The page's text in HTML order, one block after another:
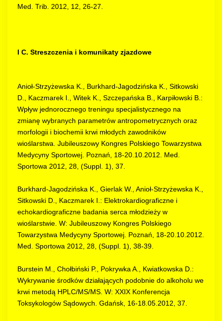
Med. Trib. 2012, 12, 26-27.
I C. Streszczenia i komunikaty zjazdowe
Anioł-Strzyżewska K., Burkhard-Jagodzińska K., Sitkowski
D., Kaczmarek I., Witek K., Szczepańska B., Karpiłowski B.:
Wpływ jednorocznego treningu specjalistycznego na
zmianę wybranych parametrów antropometrycznych oraz
morfologii i biochemii krwi młodych zawodników
wioślarstwa. Jubileuszowy Kongres Polskiego Towarzystwa
Medycyny Sportowej. Poznań, 18-20.10.2012. Med.
Sportowa 2012, 28, (Suppl. 1), 37.
Burkhard-Jagodzińska K., Gierlak W., Anioł-Strzyżewska K.,
Sitkowski D., Kaczmarek I.: Elektrokardiograficzne i
echokardiograficzne badania serca młodzieży w
wioślarstwie. W: Jubileuszowy Kongres Polskiego
Towarzystwa Medycyny Sportowej. Poznań, 18-20.10.2012.
Med. Sportowa 2012, 28, (Suppl. 1), 38-39.
Burstein M., Chołbiński P., Pokrywka A., Kwiatkowska D.:
Wykrywanie środków działających podobnie do alkoholu we
krwi metodą HPLC/MS/MS. W: XXIX Konferencja
Toksykologów Sądowych. Gdańsk, 16-18.05.2012, 37.